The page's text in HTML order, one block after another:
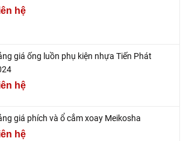
hệ
giá ống luồn phụ kiện nhựa Tiến Phát
hệ
giá phích và ổ cắm xoay Meikosha
hệ